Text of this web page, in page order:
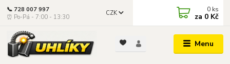
Menu
CZK
📞 728 007 997
⏰ Po-Pá - 7:00 - 13:30
0 ks
za 0 Kč